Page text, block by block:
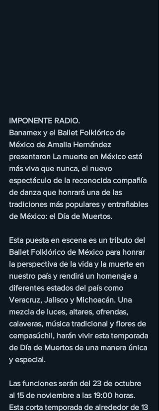
IMPONENTE RADIO.
Banamex y el Ballet Folklórico de
México de Amalia Hernández
presentaron La muerte en México está
más viva que nunca, el nuevo
espectáculo de la reconocida compañía
de danza que honrará una de las
tradiciones más populares y entrañables
de México: el Día de Muertos.
Esta puesta en escena es un tributo del
Ballet Folklórico de México para honrar
la perspectiva de la vida y la muerte en
nuestro país y rendirá un homenaje a
diferentes estados del país como
Veracruz, Jalisco y Michoacán. Una
mezcla de luces, altares, ofrendas,
calaveras, música tradicional y flores de
cempasúchil, harán vivir esta temporada
de Día de Muertos de una manera única
y especial.
Las funciones serán del 23 de octubre
al 15 de noviembre a las 19:00 horas.
Esta corta temporada de alrededor de 13